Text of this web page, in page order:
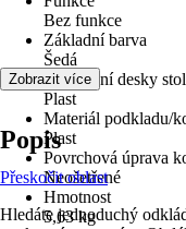
Bez funkce
Základní barva
Šedá
Provedení desky
Plast
Materiál podkladu/
Plast
Povrchová úprava
Neošetřené
Hmotnost
5,63 kg
Zobrazit více
Popis
Přeskočit oblast
Hledáte jednoduchý